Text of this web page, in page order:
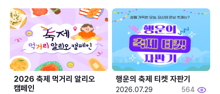
2026 축제 먹거리 알리오
캠페인
행운의 축제 티켓 자판기
2026.07.29 564